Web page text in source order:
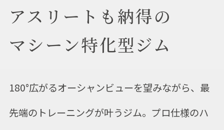
アスリートも納得の
マシーン特化型ジム
180°広がるオーシャンビューを望みながら、最
先端のトレーニングが叶うジム。プロ仕様のハ